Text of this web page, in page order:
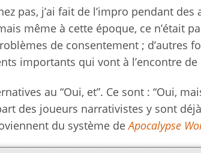
pas, j’ai fait de l’impro pendant
même à cette époque, ce n’était
de consentement ; d’autres
importants qui vont à l’encontre
au “Oui, et”. Ce sont : “Oui,
des joueurs narrativistes y sont
du système deApocalypse